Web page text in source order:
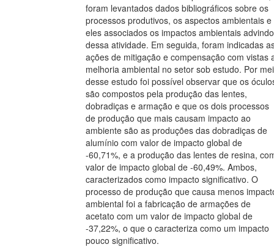
foram levantados dados bibliográficos sobre os
processos produtivos, os aspectos ambientais e
eles associados os impactos ambientais
dessa atividade. Em seguida, foram indicadas
ações de mitigação e compensação com vistas
melhoria ambiental no setor sob estudo. Por
desse estudo foi possível observar que os
são compostos pela produção das lentes,
dobradiças e armação e que os dois processos
de produção que mais causam impacto ao
ambiente são as produções das dobradiças de
alumínio com valor de impacto global de
-60,71%, e a produção das lentes de resina,
valor de impacto global de -60,49%. Ambos,
caracterizados como impacto significativo. O
processo de produção que causa menos
ambiental foi a fabricação de armações de
acetato com um valor de impacto global de
-37,22%, o que o caracteriza como um impacto
pouco significativo.